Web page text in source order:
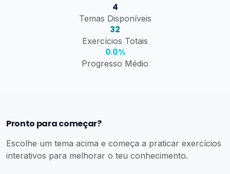
4
Temas Disponíveis
32
Exercícios Totais
0.0%
Progresso Médio
Pronto para começar?
Escolhe um tema acima e começa a praticar exercícios
interativos para melhorar o teu conhecimento.